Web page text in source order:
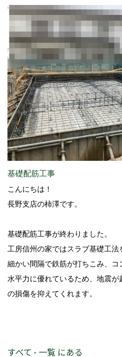
基礎配筋工事
こんにちは！
長野支店の柿澤です。
基礎配筋工事が終わりました。
工房信州の家ではスラブ基礎工法
細かい間隔で鉄筋が打ちこみ、コ
水平力に優れているため、地震
の損傷を抑えてくれます。
すべて - 一覧 にある